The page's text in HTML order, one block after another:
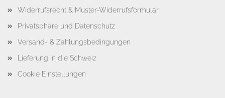
Widerrufsrecht & Muster-Widerrufsformular
Privatsphäre und Datenschutz
Versand- & Zahlungsbedingungen
Lieferung in die Schweiz
Cookie Einstellungen